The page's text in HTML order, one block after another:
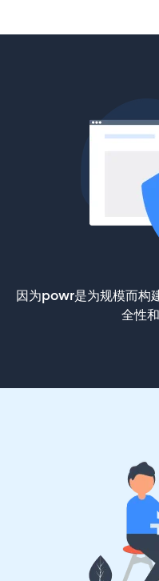
因为powr是为规模而构
全性